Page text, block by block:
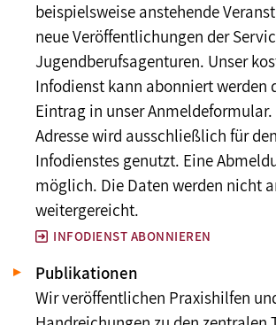
beispielsweise anstehende
neue Veröffentlichungen der
Jugendberufsagenturen. Unser
Infodienst kann abonniert werden
Eintrag in unser
Adresse wird ausschließlich für
Infodienstes genutzt. Eine
möglich. Die Daten werden nicht
weitergereicht.
INFODIENST ABONNIEREN
Publikationen
Wir veröffentlichen Praxishilfen